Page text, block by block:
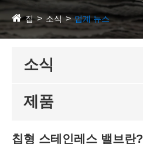
집 소식 업계 뉴스
소식
제품
칩형 스테인레스 밸브란?